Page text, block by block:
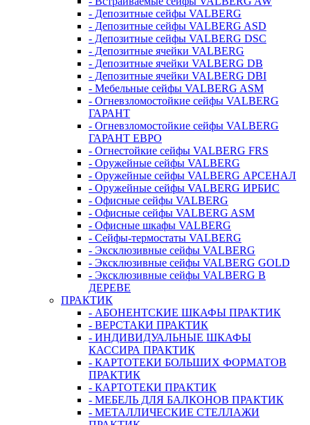
- Депозитные сейфы VALBERG
- Депозитные сейфы VALBERG ASD
- Депозитные сейфы VALBERG DSC
- Депозитные ячейки VALBERG
- Депозитные ячейки VALBERG DB
- Депозитные ячейки VALBERG DBI
- Мебельные сейфы VALBERG ASM
- Огневзломостойкие сейфы VALBERG
ГАРАНТ
- Огневзломостойкие сейфы VALBERG
ГАРАНТ ЕВРО
- Огнестойкие сейфы VALBERG FRS
- Оружейные сейфы VALBERG
- Оружейные сейфы VALBERG АРСЕНАЛ
- Оружейные сейфы VALBERG ИРБИС
- Офисные сейфы VALBERG
- Офисные сейфы VALBERG ASM
- Офисные шкафы VALBERG
- Сейфы-термостаты VALBERG
- Эксклюзивные сейфы VALBERG
- Эксклюзивные сейфы VALBERG GOLD
- Эксклюзивные сейфы VALBERG В
ДЕРЕВЕ
ПРАКТИК
- АБОНЕНТСКИЕ ШКАФЫ ПРАКТИК
- ВЕРСТАКИ ПРАКТИК
- ИНДИВИДУАЛЬНЫЕ ШКАФЫ
КАССИРА ПРАКТИК
- КАРТОТЕКИ БОЛЬШИХ ФОРМАТОВ
ПРАКТИК
- КАРТОТЕКИ ПРАКТИК
- МЕБЕЛЬ ДЛЯ БАЛКОНОВ ПРАКТИК
- МЕТАЛЛИЧЕСКИЕ СТЕЛЛАЖИ